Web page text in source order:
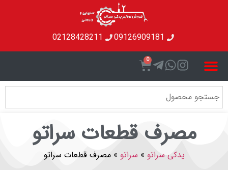
09126909181
02128428211
0
مصرف قطعات سراتو
یدکی سراتو»سراتو» مصرف قطعات سراتو